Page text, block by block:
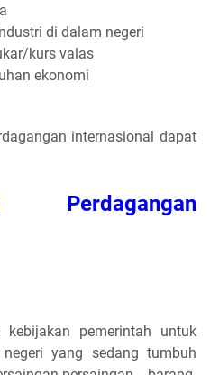
di dalam negeri
kurs valas
ekonomi
internasional dapat
kebijakan pemerintah untuk
yang sedang tumbuh